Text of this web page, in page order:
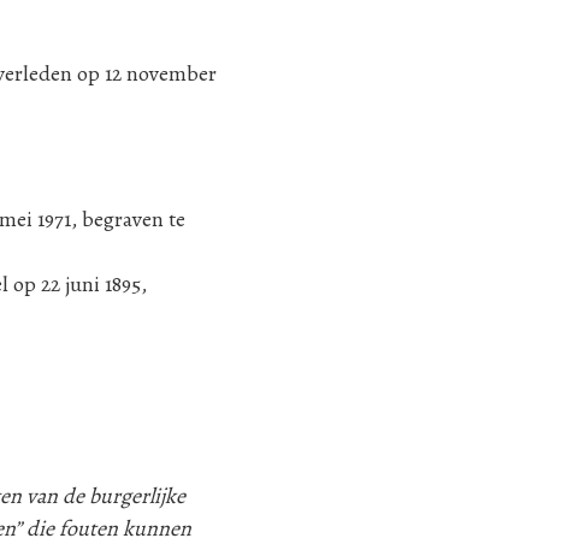
op 12 november
1971, begraven te
op 22 juni 1895,
van de burgerlijke
die fouten kunnen